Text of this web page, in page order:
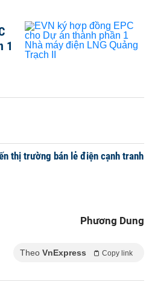
1
thị trường bán lẻ điện cạnh tranh
Phương Dung
Theo VnExpress Copy link